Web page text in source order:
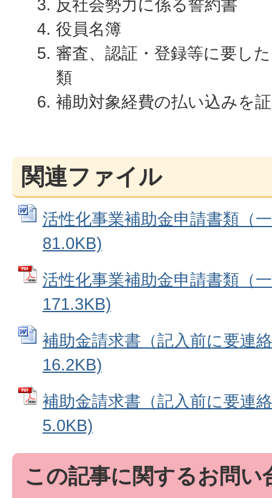
反社会勢力に係る誓約書
役員名簿
審査、認証・登録等に要し
類
補助対象経費の払い込みを
関連ファイル
活性化事業補助金申請書類（
81.0KB)
活性化事業補助金申請書類（
171.3KB)
補助金請求書（記入前に要連
16.2KB)
補助金請求書（記入前に要連
5.0KB)
この記事に関するお問い